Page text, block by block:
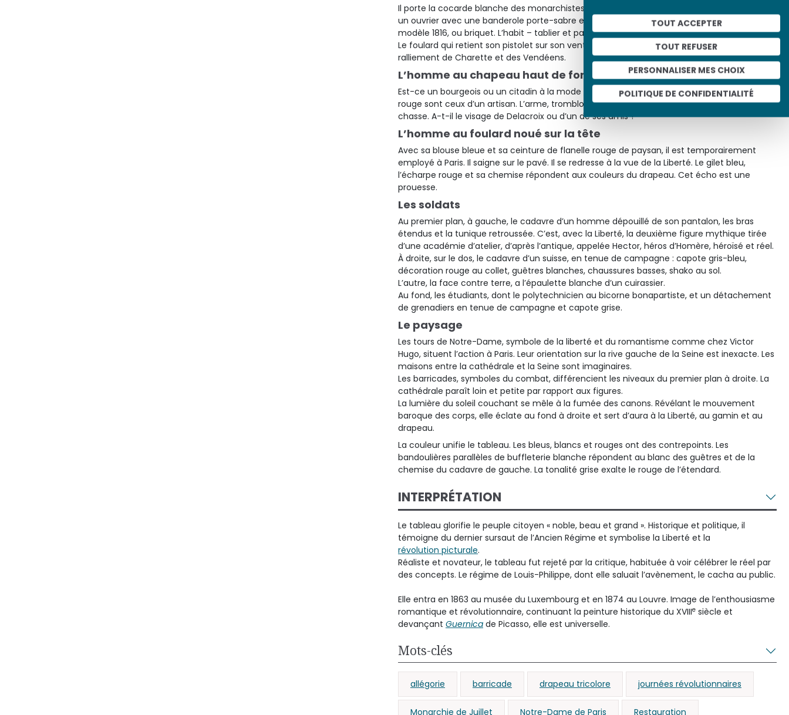
TOUT ACCEPTER
TOUT REFUSER
PERSONNALISER MES CHOIX
POLITIQUE DE CONFIDENTIALITÉ
Il porte la cocarde blanche des monarchistes et le nœud de ruban rouge des libéraux. C’est
un ouvrier avec une banderole porte-sabre et un sabre des compagnies d’élite d’infanterie,
modèle 1816, ou briquet. L’habit – tablier et pantalon à pont – est celui d’un manufacturier.
Le foulard qui retient son pistolet sur son ventre évoque le mouchoir de Cholet, signe de
ralliement de Charette et des Vendéens.
L’homme au chapeau haut de forme, à genoux
Est-ce un bourgeois ou un citadin à la mode ? Le pantalon large et la ceinture de flanelle
rouge sont ceux d’un artisan. L’arme, tromblon à deux canons parallèles, est une arme de
chasse. A-t-il le visage de Delacroix ou d’un de ses amis ?
L’homme au foulard noué sur la tête
Avec sa blouse bleue et sa ceinture de flanelle rouge de paysan, il est temporairement
employé à Paris. Il saigne sur le pavé. Il se redresse à la vue de la Liberté. Le gilet bleu,
l’écharpe rouge et sa chemise répondent aux couleurs du drapeau. Cet écho est une
prouesse.
Les soldats
Au premier plan, à gauche, le cadavre d’un homme dépouillé de son pantalon, les bras
étendus et la tunique retroussée. C’est, avec la Liberté, la deuxième figure mythique tirée
d’une académie d’atelier, d’après l’antique, appelée Hector, héros d’Homère, héroïsé et réel.
À droite, sur le dos, le cadavre d’un suisse, en tenue de campagne : capote gris-bleu,
décoration rouge au collet, guêtres blanches, chaussures basses, shako au sol.
L’autre, la face contre terre, a l’épaulette blanche d’un cuirassier.
Au fond, les étudiants, dont le polytechnicien au bicorne bonapartiste, et un détachement
de grenadiers en tenue de campagne et capote grise.
Le paysage
Les tours de Notre-Dame, symbole de la liberté et du romantisme comme chez Victor
Hugo, situent l’action à Paris. Leur orientation sur la rive gauche de la Seine est inexacte. Les
maisons entre la cathédrale et la Seine sont imaginaires.
Les barricades, symboles du combat, différencient les niveaux du premier plan à droite. La
cathédrale paraît loin et petite par rapport aux figures.
La lumière du soleil couchant se mêle à la fumée des canons. Révélant le mouvement
baroque des corps, elle éclate au fond à droite et sert d’aura à la Liberté, au gamin et au
drapeau.
La couleur unifie le tableau. Les bleus, blancs et rouges ont des contrepoints. Les
bandoulières parallèles de buffleterie blanche répondent au blanc des guêtres et de la
chemise du cadavre de gauche. La tonalité grise exalte le rouge de l’étendard.
INTERPRÉTATION
Le tableau glorifie le peuple citoyen « noble, beau et grand ». Historique et politique, il
témoigne du dernier sursaut de l’Ancien Régime et symbolise la Liberté et la
révolution picturale.
Réaliste et novateur, le tableau fut rejeté par la critique, habituée à voir célébrer le réel par
des concepts. Le régime de Louis-Philippe, dont elle saluait l’avènement, le cacha au public.
Elle entra en 1863 au musée du Luxembourg et en 1874 au Louvre. Image de l’enthousiasme
romantique et révolutionnaire, continuant la peinture historique du XVIIIe siècle et
devançant Guernica de Picasso, elle est universelle.
Mots-clés
allégorie barricade drapeau tricolore journées révolutionnaires
Monarchie de Juillet Notre-Dame de Paris Restauration